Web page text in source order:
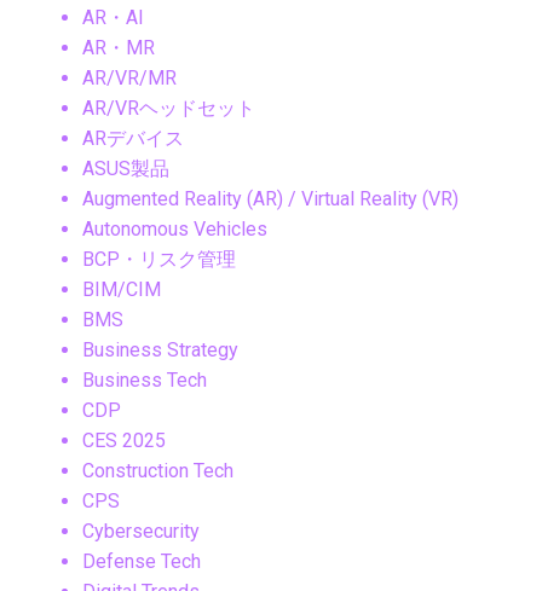
AR・AI
AR・MR
AR/VR/MR
AR/VRヘッドセット
ARデバイス
ASUS製品
Augmented Reality (AR) / Virtual Reality (VR)
Autonomous Vehicles
BCP・リスク管理
BIM/CIM
BMS
Business Strategy
Business Tech
CDP
CES 2025
Construction Tech
CPS
Cybersecurity
Defense Tech